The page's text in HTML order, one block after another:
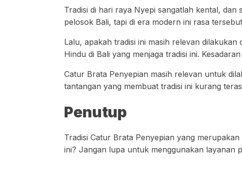
Tradisi di hari raya Nyepi sangatlah kental,
pelosok Bali, tapi di era modern ini rasa
Lalu, apakah tradisi ini masih relevan
Hindu di Bali yang menjaga tradisi ini.
Catur Brata Penyepian masih relevan untuk
tantangan yang membuat tradisi ini kurang
Penutup
Tradisi Catur Brata Penyepian yang
ini? Jangan lupa untuk menggunakan layanan